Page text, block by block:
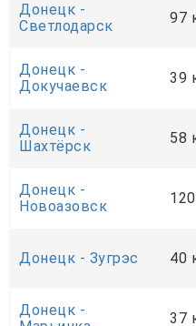
Донецк -
Светлодарск
97
Донецк -
Докучаевск
39
Донецк -
Шахтёрск
58
Донецк -
Новоазовск
Донецк - Зугрэс 40
Донецк -
37